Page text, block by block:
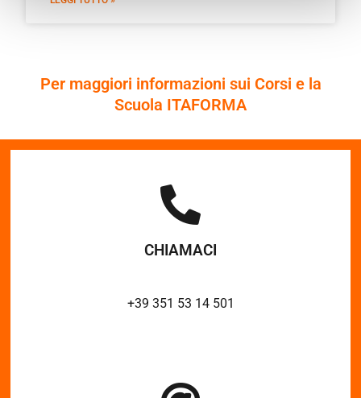
Per maggiori informazioni sui Corsi e la
Scuola ITAFORMA
CHIAMACI
+39 351 53 14 501